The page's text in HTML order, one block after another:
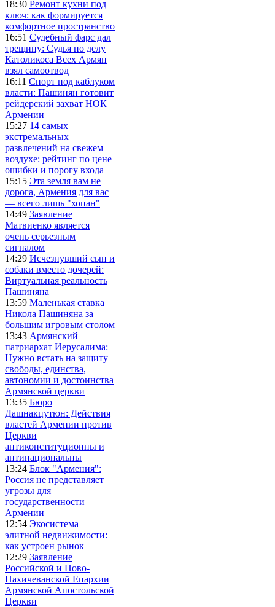
18:30 Ремонт кухни под
ключ: как формируется
комфортное пространство
16:51 Судебный фарс дал
трещину: Судья по делу
Католикоса Всех Армян
взял самоотвод
16:11 Спорт под каблуком
власти: Пашинян готовит
рейдерский захват НОК
Армении
15:27 14 самых
экстремальных
развлечений на свежем
воздухе: рейтинг по цене
ошибки и порогу входа
15:15 Эта земля вам не
дорога, Армения для вас
— всего лишь "хопан"
14:49 Заявление
Матвиенко является
очень серьезным
сигналом
14:29 Исчезнувший сын и
собаки вместо дочерей:
Виртуальная реальность
Пашиняна
13:59 Маленькая ставка
Никола Пашиняна за
большим игровым столом
13:43 Армянский
патриархат Иерусалима:
Нужно встать на защиту
свободы, единства,
автономии и достоинства
Армянской церкви
13:35 Бюро
Дашнакцутюн: Действия
властей Армении против
Церкви
антиконституционны и
антинациональны
13:24 Блок "Армения":
Россия не представляет
угрозы для
государственности
Армении
12:54 Экосистема
элитной недвижимости:
как устроен рынок
12:29 Заявление
Российской и Ново-
Нахичеванской Епархии
Армянской Апостольской
Церкви